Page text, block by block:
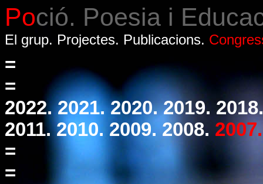
Poció. Poesia i
El grup. Projectes. Publicacions.
=
=
2022. 2021. 2020. 2019. 2018.
2011. 2010. 2009. 2008. 2007.
=
=